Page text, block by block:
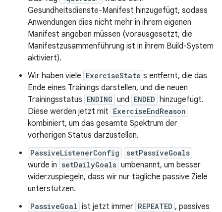
Gesundheitsdienste-Manifest hinzugefügt, sodass
Anwendungen dies nicht mehr in ihrem eigenen
Manifest angeben müssen (vorausgesetzt, die
Manifestzusammenführung ist in ihrem Build-System
aktiviert).
Wir haben viele ExerciseState s entfernt, die das
Ende eines Trainings darstellen, und die neuen
Trainingsstatus ENDING und ENDED hinzugefügt.
Diese werden jetzt mit ExerciseEndReason
kombiniert, um das gesamte Spektrum der
vorherigen Status darzustellen.
PassiveListenerConfig setPassiveGoals
wurde in setDailyGoals umbenannt, um besser
widerzuspiegeln, dass wir nur tägliche passive Ziele
unterstützen.
PassiveGoal ist jetzt immer REPEATED , passives